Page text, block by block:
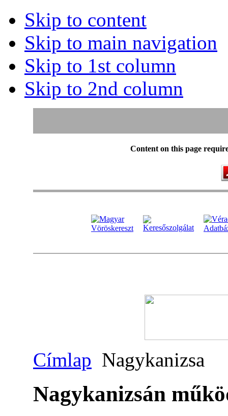
Skip to content
Skip to main navigation
Skip to 1st column
Skip to 2nd column
Content on this page
Címlap Nagykanizsa
Nagykanizsán